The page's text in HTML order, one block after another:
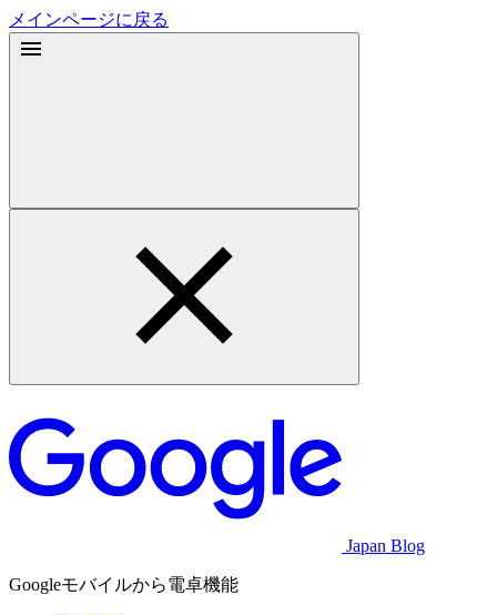
メインページに戻る
Japan Blog
Googleモバイルから電卓機能